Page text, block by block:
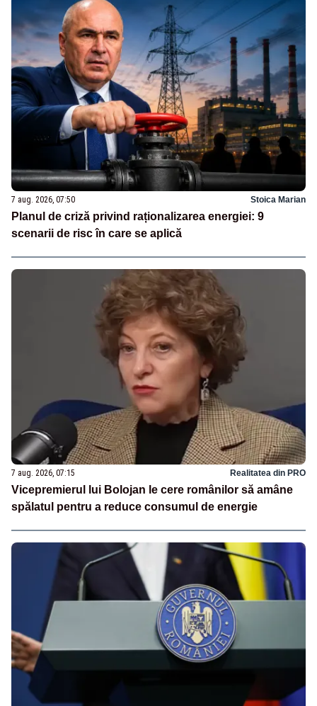
7 aug. 2026, 07:50 Stoica Marian
Planul de criză privind raționalizarea energiei: 9
scenarii de risc în care se aplică
7 aug. 2026, 07:15 Realitatea din PRO
Vicepremierul lui Bolojan le cere românilor să amâne
spălatul pentru a reduce consumul de energie